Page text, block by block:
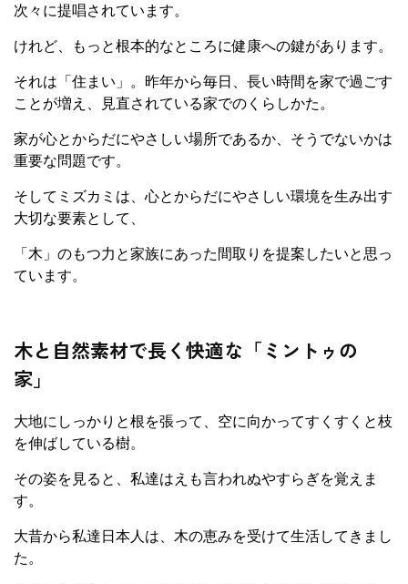
次々に提唱されています。
けれど、もっと根本的なところに健康への鍵があります。
それは「住まい」。昨年から毎日、長い時間を家で過ごす
ことが増え、見直されている家でのくらしかた。
家が心とからだにやさしい場所であるか、そうでないかは
重要な問題です。
そしてミズカミは、心とからだにやさしい環境を生み出す
大切な要素として、
「木」のもつ力と家族にあった間取りを提案したいと思っ
ています。
木と自然素材で長く快適な「ミントゥの
家」
大地にしっかりと根を張って、空に向かってすくすくと枝
を伸ばしている樹。
その姿を見ると、私達はえも言われぬやすらぎを覚えま
す。
大昔から私達日本人は、木の恵みを受けて生活してきまし
た。